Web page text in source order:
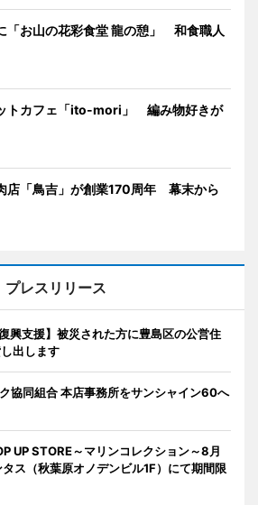
「お山の花彩食堂 龍の憩」 和食職人
トカフェ「ito-mori」 編み物好きが
店「鳥吉」が創業170周年 幕末から
プレスリリース
興支援】被災された方に豊島区の公営住
出します
協同組合 本店事務所をサンシャイン60へ
UP STORE～マリンコレクション～8月
ス（秋葉原オノデンビル1F）にて期間限